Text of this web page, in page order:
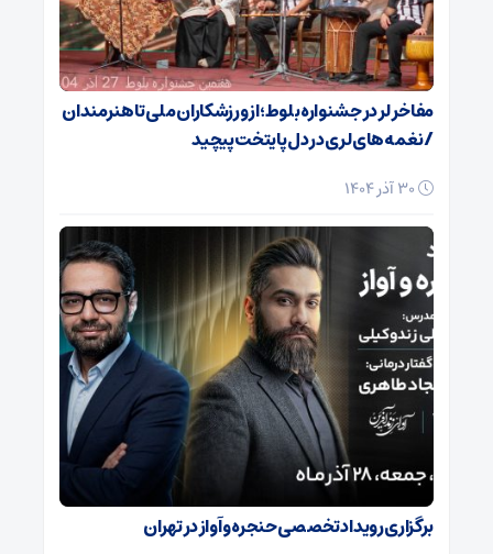
مفاخر لر در جشنواره بلوط؛ از ورزشکاران ملی تا هنرمندان
/ نغمه‌های لری در دل پایتخت پیچید
برگزاری رویداد تخصصی حنجره و آواز در تهران